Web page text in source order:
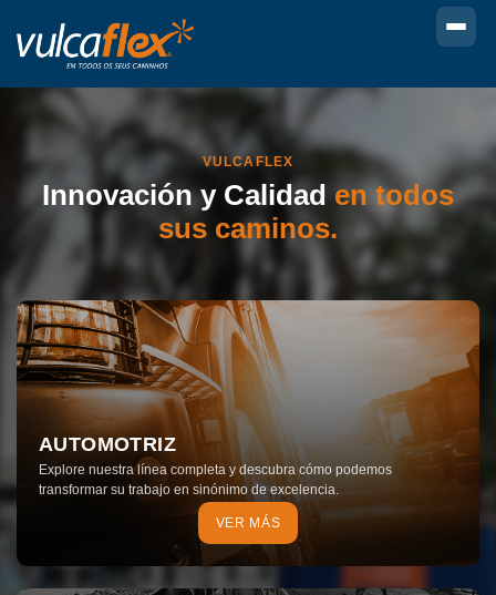
VULCAFLEX
Innovación y Calidad en todos
sus caminos.
AUTOMOTRIZ
Explore nuestra línea completa y descubra cómo podemos
transformar su trabajo en sinónimo de excelencia.
VER MÁS